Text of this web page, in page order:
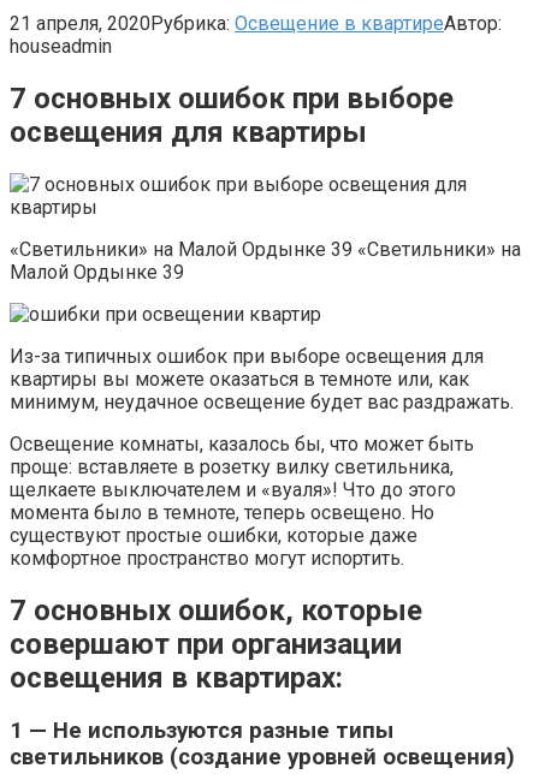
21 апреля, 2020Рубрика: Освещение в квартиреАвтор:
houseadmin
7 основных ошибок при выборе
освещения для квартиры
«Светильники» на Малой Ордынке 39 «Светильники» на
Малой Ордынке 39
Из-за типичных ошибок при выборе освещения для
квартиры вы можете оказаться в темноте или, как
минимум, неудачное освещение будет вас раздражать.
Освещение комнаты, казалось бы, что может быть
проще: вставляете в розетку вилку светильника,
щелкаете выключателем и «вуаля»! Что до этого
момента было в темноте, теперь освещено. Но
существуют простые ошибки, которые даже
комфортное пространство могут испортить.
7 основных ошибок, которые
совершают при организации
освещения в квартирах:
1 — Не используются разные типы
светильников (создание уровней освещения)